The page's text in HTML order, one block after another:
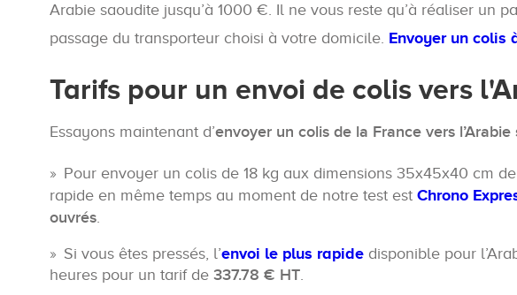
Arabie saoudite jusqu’à 1000 €. Il ne vous reste qu’à réaliser un
passage du transporteur choisi à votre domicile. Envoyer un colis
Tarifs pour un envoi de colis vers
Essayons maintenant d’envoyer un colis de la France vers
Pour envoyer un colis de 18 kg aux dimensions 35x45x40 cm de
rapide en même temps au moment de notre test est Chrono
ouvrés.
Si vous êtes pressés, l’envoi le plus rapide disponible pour
heures pour un tarif de 337.78 € HT.